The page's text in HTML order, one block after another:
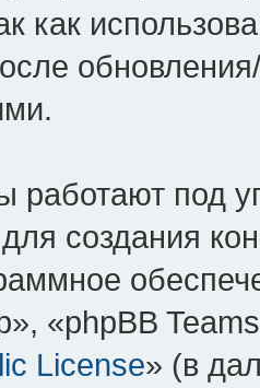
как
под
создания
«phpBB
License» (в